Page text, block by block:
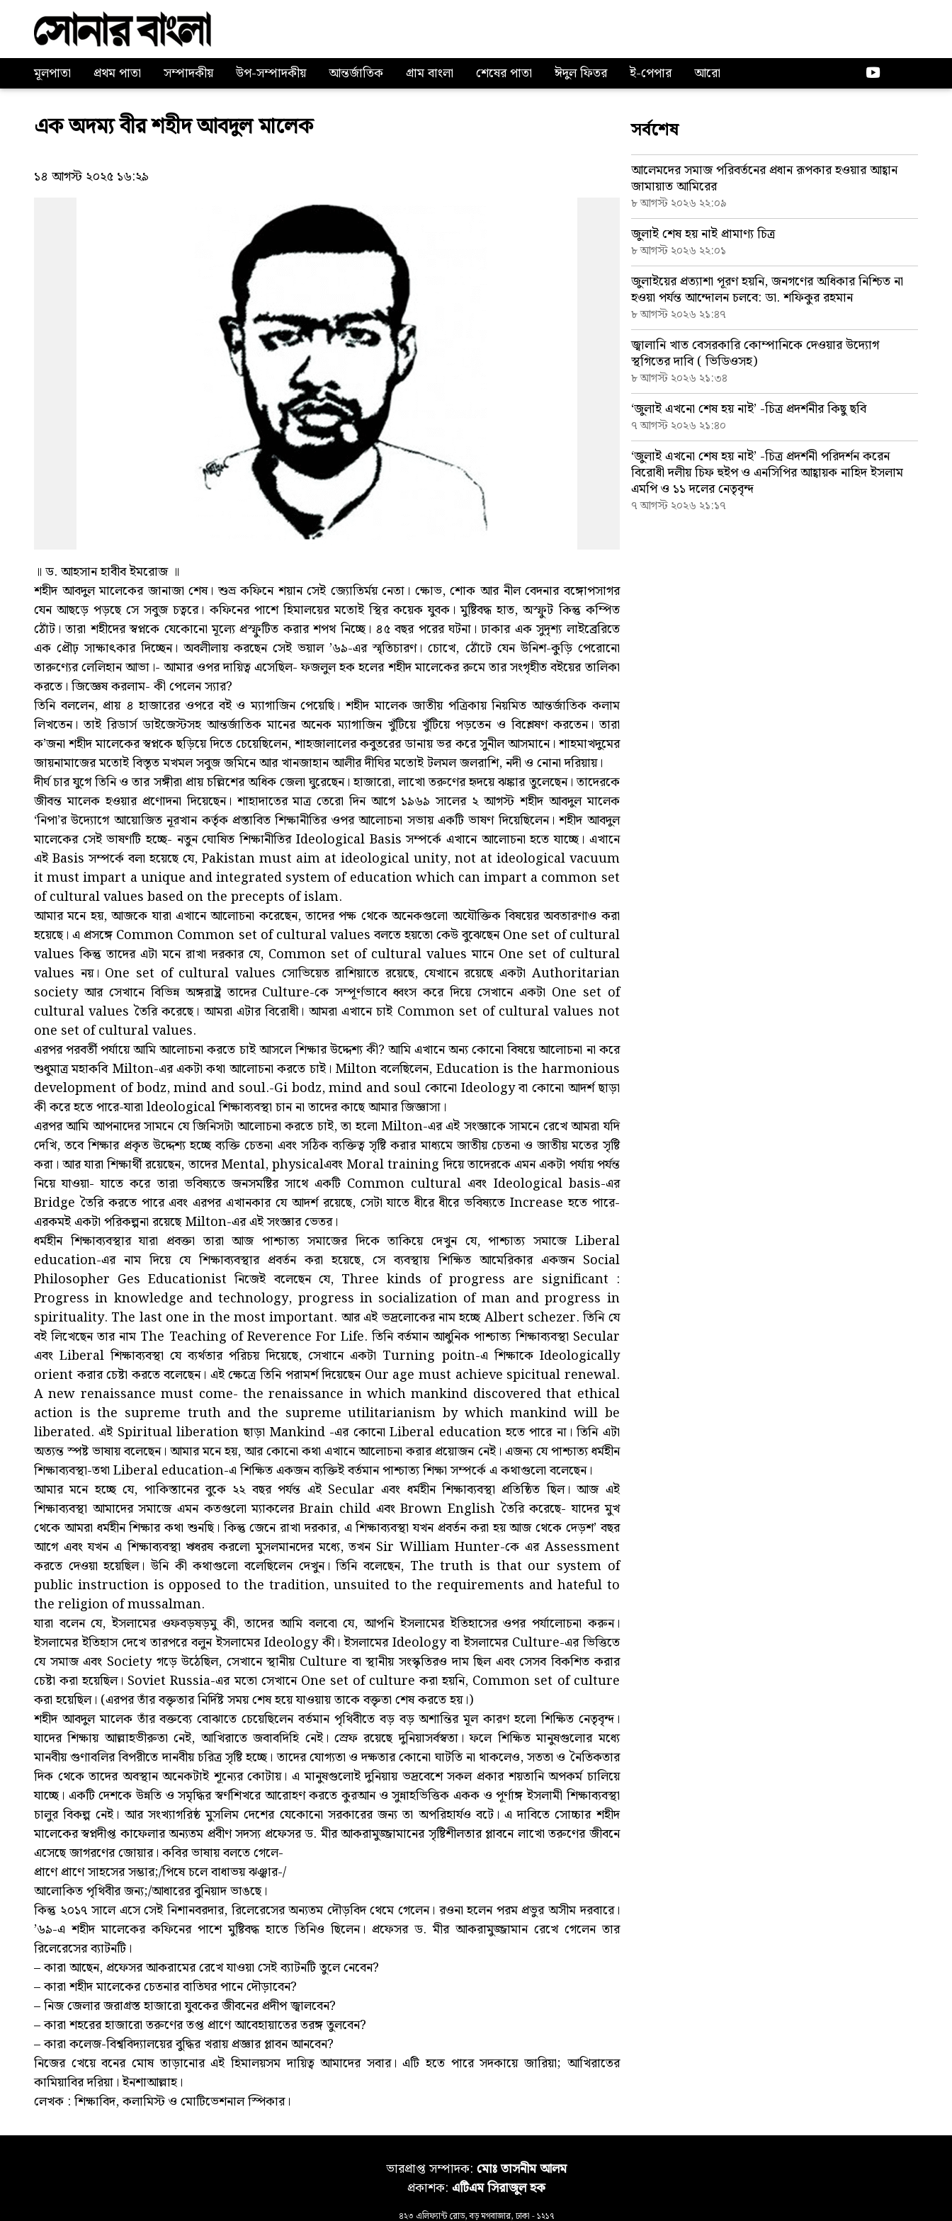
মূলপাতা প্রথম পাতা সম্পাদকীয় উপ-সম্পাদকীয় আন্তর্জাতিক গ্রাম বাংলা শেষের পাতা ঈদুল ফিতর ই-পেপার আরো
এক অদম্য বীর শহীদ আবদুল মালেক
১৪ আগস্ট ২০২৫ ১৬:২৯
॥ ড. আহসান হাবীব ইমরোজ ॥
শহীদ আবদুল মালেকের জানাজা শেষ। শুভ্র কফিনে শয়ান সেই জ্যোতির্ময় নেতা। ক্ষোভ, শোক আর নীল বেদনার বঙ্গোপসাগর
যেন আছড়ে পড়ছে সে সবুজ চত্বরে। কফিনের পাশে হিমালয়ের মতোই স্থির কয়েক যুবক। মুষ্টিবদ্ধ হাত, অস্ফুট কিন্তু কম্পিত
ঠোঁট। তারা শহীদের স্বপ্নকে যেকোনো মূল্যে প্রস্ফুটিত করার শপথ নিচ্ছে। ৪৫ বছর পরের ঘটনা। ঢাকার এক সুদৃশ্য লাইব্রেরিতে
এক প্রৌঢ় সাক্ষাৎকার দিচ্ছেন। অবলীলায় করছেন সেই ভয়াল ’৬৯-এর স্মৃতিচারণ। চোখে, ঠোঁটে যেন উনিশ-কুড়ি পেরোনো
তারুণ্যের লেলিহান আভা।- আমার ওপর দায়িত্ব এসেছিল- ফজলুল হক হলের শহীদ মালেকের রুমে তার সংগৃহীত বইয়ের তালিকা
করতে। জিজ্ঞেষ করলাম- কী পেলেন স্যার?
তিনি বললেন, প্রায় ৪ হাজারের ওপরে বই ও ম্যাগাজিন পেয়েছি। শহীদ মালেক জাতীয় পত্রিকায় নিয়মিত আন্তর্জাতিক কলাম
লিখতেন। তাই রিডার্স ডাইজেস্টসহ আন্তর্জাতিক মানের অনেক ম্যাগাজিন খুঁটিয়ে খুঁটিয়ে পড়তেন ও বিশ্লেষণ করতেন। তারা
ক’জনা শহীদ মালেকের স্বপ্নকে ছড়িয়ে দিতে চেয়েছিলেন, শাহজালালের কবুতরের ডানায় ভর করে সুনীল আসমানে। শাহমাখদুমের
জায়নামাজের মতোই বিস্তৃত মখমল সবুজ জমিনে আর খানজাহান আলীর দীঘির মতোই টলমল জলরাশি, নদী ও নোনা দরিয়ায়।
দীর্ঘ চার যুগে তিনি ও তার সঙ্গীরা প্রায় চল্লিশের অধিক জেলা ঘুরেছেন। হাজারো, লাখো তরুণের হৃদয়ে ঝঙ্কার তুলেছেন। তাদেরকে
জীবন্ত মালেক হওয়ার প্রণোদনা দিয়েছেন। শাহাদাতের মাত্র তেরো দিন আগে ১৯৬৯ সালের ২ আগস্ট শহীদ আবদুল মালেক
‘নিপা’র উদ্যোগে আয়োজিত নূরখান কর্তৃক প্রস্তাবিত শিক্ষানীতির ওপর আলোচনা সভায় একটি ভাষণ দিয়েছিলেন। শহীদ আবদুল
মালেকের সেই ভাষণটি হচ্ছে- নতুন ঘোষিত শিক্ষানীতির Ideological Basis সম্পর্কে এখানে আলোচনা হতে যাচ্ছে। এখানে
এই Basis সম্পর্কে বলা হয়েছে যে, Pakistan must aim at ideological unity, not at ideological vacuum
it must impart a unique and integrated system of education which can impart a common set
of cultural values based on the precepts of islam.
আমার মনে হয়, আজকে যারা এখানে আলোচনা করেছেন, তাদের পক্ষ থেকে অনেকগুলো অযৌক্তিক বিষয়ের অবতারণাও করা
হয়েছে। এ প্রসঙ্গে Common Common set of cultural values বলতে হয়তো কেউ বুঝেছেন One set of cultural
values কিন্তু তাদের এটা মনে রাখা দরকার যে, Common set of cultural values মানে One set of cultural
values নয়। One set of cultural values সোভিয়েত রাশিয়াতে রয়েছে, যেখানে রয়েছে একটা Authoritarian
society আর সেখানে বিভিন্ন অঙ্গরাষ্ট্র তাদের Culture-কে সম্পূর্ণভাবে ধ্বংস করে দিয়ে সেখানে একটা One set of
cultural values তৈরি করেছে। আমরা এটার বিরোধী। আমরা এখানে চাই Common set of cultural values not
one set of cultural values.
এরপর পরবর্তী পর্যায়ে আমি আলোচনা করতে চাই আসলে শিক্ষার উদ্দেশ্য কী? আমি এখানে অন্য কোনো বিষয়ে আলোচনা না করে
শুধুমাত্র মহাকবি Milton-এর একটা কথা আলোচনা করতে চাই। Milton বলেছিলেন, Education is the harmonious
development of bodz, mind and soul.-Gi bodz, mind and soul কোনো Ideology বা কোনো আদর্শ ছাড়া
কী করে হতে পারে-যারা ldeological শিক্ষাব্যবস্থা চান না তাদের কাছে আমার জিজ্ঞাসা।
এরপর আমি আপনাদের সামনে যে জিনিসটা আলোচনা করতে চাই, তা হলো Milton-এর এই সংজ্ঞাকে সামনে রেখে আমরা যদি
দেখি, তবে শিক্ষার প্রকৃত উদ্দেশ্য হচ্ছে ব্যক্তি চেতনা এবং সঠিক ব্যক্তিত্ব সৃষ্টি করার মাধ্যমে জাতীয় চেতনা ও জাতীয় মতের সৃষ্টি
করা। আর যারা শিক্ষার্থী রয়েছেন, তাদের Mental, physicalএবং Moral training দিয়ে তাদেরকে এমন একটা পর্যায় পর্যন্ত
নিয়ে যাওয়া- যাতে করে তারা ভবিষ্যতে জনসমষ্টির সাথে একটি Common cultural এবং Ideological basis-এর
Bridge তৈরি করতে পারে এবং এরপর এখানকার যে আদর্শ রয়েছে, সেটা যাতে ধীরে ধীরে ভবিষ্যতে Increase হতে পারে-
এরকমই একটা পরিকল্পনা রয়েছে Milton-এর এই সংজ্ঞার ভেতর।
ধর্মহীন শিক্ষাব্যবস্থার যারা প্রবক্তা তারা আজ পাশ্চাত্য সমাজের দিকে তাকিয়ে দেখুন যে, পাশ্চাত্য সমাজে Liberal
education-এর নাম দিয়ে যে শিক্ষাব্যবস্থার প্রবর্তন করা হয়েছে, সে ব্যবস্থায় শিক্ষিত আমেরিকার একজন Social
Philosopher Ges Educationist নিজেই বলেছেন যে, Three kinds of progress are significant :
Progress in knowledge and technology, progress in socialization of man and progress in
spirituality. The last one in the most important. আর এই ভদ্রলোকের নাম হচ্ছে Albert schezer. তিনি যে
বই লিখেছেন তার নাম The Teaching of Reverence For Life. তিনি বর্তমান আধুনিক পাশ্চাত্য শিক্ষাব্যবস্থা Secular
এবং Liberal শিক্ষাব্যবস্থা যে ব্যর্থতার পরিচয় দিয়েছে, সেখানে একটা Turning poitn-এ শিক্ষাকে Ideologically
orient করার চেষ্টা করতে বলেছেন। এই ক্ষেত্রে তিনি পরামর্শ দিয়েছেন Our age must achieve spicitual renewal.
A new renaissance must come- the renaissance in which mankind discovered that ethical
action is the supreme truth and the supreme utilitarianism by which mankind will be
liberated. এই Spiritual liberation ছাড়া Mankind -এর কোনো Liberal education হতে পারে না। তিনি এটা
অত্যন্ত স্পষ্ট ভাষায় বলেছেন। আমার মনে হয়, আর কোনো কথা এখানে আলোচনা করার প্রয়োজন নেই। এজন্য যে পাশ্চাত্য ধর্মহীন
শিক্ষাব্যবস্থা-তথা Liberal education-এ শিক্ষিত একজন ব্যক্তিই বর্তমান পাশ্চাত্য শিক্ষা সম্পর্কে এ কথাগুলো বলেছেন।
আমার মনে হচ্ছে যে, পাকিস্তানের বুকে ২২ বছর পর্যন্ত এই Secular এবং ধর্মহীন শিক্ষাব্যবস্থা প্রতিষ্ঠিত ছিল। আজ এই
শিক্ষাব্যবস্থা আমাদের সমাজে এমন কতগুলো ম্যাকলের Brain child এবং Brown English তৈরি করেছে- যাদের মুখ
থেকে আমরা ধর্মহীন শিক্ষার কথা শুনছি। কিন্তু জেনে রাখা দরকার, এ শিক্ষাব্যবস্থা যখন প্রবর্তন করা হয় আজ থেকে দেড়শ’ বছর
আগে এবং যখন এ শিক্ষাব্যবস্থা ঋধরষ করলো মুসলমানদের মধ্যে, তখন Sir William Hunter-কে এর Assessment
করতে দেওয়া হয়েছিল। উনি কী কথাগুলো বলেছিলেন দেখুন। তিনি বলেছেন, The truth is that our system of
public instruction is opposed to the tradition, unsuited to the requirements and hateful to
the religion of mussalman.
যারা বলেন যে, ইসলামের ওফবড়ষড়মু কী, তাদের আমি বলবো যে, আপনি ইসলামের ইতিহাসের ওপর পর্যালোচনা করুন।
ইসলামের ইতিহাস দেখে তারপরে বলুন ইসলামের Ideology কী। ইসলামের Ideology বা ইসলামের Culture-এর ভিত্তিতে
যে সমাজ এবং Society গড়ে উঠেছিল, সেখানে স্থানীয় Culture বা স্থানীয় সংস্কৃতিরও দাম ছিল এবং সেসব বিকশিত করার
চেষ্টা করা হয়েছিল। Soviet Russia-এর মতো সেখানে One set of culture করা হয়নি, Common set of culture
করা হয়েছিল। (এরপর তাঁর বক্তৃতার নির্দিষ্ট সময় শেষ হয়ে যাওয়ায় তাকে বক্তৃতা শেষ করতে হয়।)
শহীদ আবদুল মালেক তাঁর বক্তব্যে বোঝাতে চেয়েছিলেন বর্তমান পৃথিবীতে বড় বড় অশান্তির মূল কারণ হলো শিক্ষিত নেতৃবৃন্দ।
যাদের শিক্ষায় আল্লাহভীরুতা নেই, আখিরাতে জবাবদিহি নেই। স্রেফ রয়েছে দুনিয়াসর্বস্বতা। ফলে শিক্ষিত মানুষগুলোর মধ্যে
মানবীয় গুণাবলির বিপরীতে দানবীয় চরিত্র সৃষ্টি হচ্ছে। তাদের যোগ্যতা ও দক্ষতার কোনো ঘাটতি না থাকলেও, সততা ও নৈতিকতার
দিক থেকে তাদের অবস্থান অনেকটাই শূন্যের কোটায়। এ মানুষগুলোই দুনিয়ায় ভদ্রবেশে সকল প্রকার শয়তানি অপকর্ম চালিয়ে
যাচ্ছে। একটি দেশকে উন্নতি ও সমৃদ্ধির স্বর্ণশিখরে আরোহণ করতে কুরআন ও সুন্নাহভিত্তিক একক ও পূর্ণাঙ্গ ইসলামী শিক্ষাব্যবস্থা
চালুর বিকল্প নেই। আর সংখ্যাগরিষ্ঠ মুসলিম দেশের যেকোনো সরকারের জন্য তা অপরিহার্যও বটে। এ দাবিতে সোচ্চার শহীদ
মালেকের স্বপ্নদীপ্ত কাফেলার অন্যতম প্রবীণ সদস্য প্রফেসর ড. মীর আকরামুজ্জামানের সৃষ্টিশীলতার প্লাবনে লাখো তরুণের জীবনে
এসেছে জাগরণের জোয়ার। কবির ভাষায় বলতে গেলে-
প্রাণে প্রাণে সাহসের সম্ভার;/পিষে চলে বাধাভয় ঝঞ্ঝার-/
আলোকিত পৃথিবীর জন্য;/আধারের বুনিয়াদ ভাঙছে।
কিন্তু ২০১৭ সালে এসে সেই নিশানবরদার, রিলেরেসের অন্যতম দৌড়বিদ থেমে গেলেন। রওনা হলেন পরম প্রভুর অসীম দরবারে।
’৬৯-এ শহীদ মালেকের কফিনের পাশে মুষ্টিবদ্ধ হাতে তিনিও ছিলেন। প্রফেসর ড. মীর আকরামুজ্জামান রেখে গেলেন তার
রিলেরেসের ব্যাটনটি।
– কারা আছেন, প্রফেসর আকরামের রেখে যাওয়া সেই ব্যাটনটি তুলে নেবেন?
– কারা শহীদ মালেকের চেতনার বাতিঘর পানে দৌড়াবেন?
– নিজ জেলার জরাগ্রস্ত হাজারো যুবকের জীবনের প্রদীপ জ্বালবেন?
– কারা শহরের হাজারো তরুণের তপ্ত প্রাণে আবেহায়াতের তরঙ্গ তুলবেন?
– কারা কলেজ-বিশ্ববিদ্যালয়ের বুদ্ধির খরায় প্রজ্ঞার প্লাবন আনবেন?
নিজের খেয়ে বনের মোষ তাড়ানোর এই হিমালয়সম দায়িত্ব আমাদের সবার। এটি হতে পারে সদকায়ে জারিয়া; আখিরাতের
কামিয়াবির দরিয়া। ইনশাআল্লাহ।
লেখক : শিক্ষাবিদ, কলামিস্ট ও মোটিভেশনাল স্পিকার।
সর্বশেষ
আলেমদের সমাজ পরিবর্তনের প্রধান রূপকার হওয়ার আহ্বান
জামায়াত আমিরের
৮ আগস্ট ২০২৬ ২২:০৯
জুলাই শেষ হয় নাই প্রামাণ্য চিত্র
৮ আগস্ট ২০২৬ ২২:০১
জুলাইয়ের প্রত্যাশা পূরণ হয়নি, জনগণের অধিকার নিশ্চিত না
হওয়া পর্যন্ত আন্দোলন চলবে: ডা. শফিকুর রহমান
৮ আগস্ট ২০২৬ ২১:৪৭
জ্বালানি খাত বেসরকারি কোম্পানিকে দেওয়ার উদ্যোগ
স্থগিতের দাবি ( ভিডিওসহ)
৮ আগস্ট ২০২৬ ২১:৩৪
‘জুলাই এখনো শেষ হয় নাই’ -চিত্র প্রদর্শনীর কিছু ছবি
৭ আগস্ট ২০২৬ ২১:৪০
‘জুলাই এখনো শেষ হয় নাই’ -চিত্র প্রদর্শনী পরিদর্শন করেন
বিরোধী দলীয় চিফ হুইপ ও এনসিপির আহ্বায়ক নাহিদ ইসলাম
এমপি ও ১১ দলের নেতৃবৃন্দ
৭ আগস্ট ২০২৬ ২১:১৭
ভারপ্রাপ্ত সম্পাদক: মোঃ তাসনীম আলম
প্রকাশক: এটিএম সিরাজুল হক
৪২৩ এলিফ্যান্ট রোড, বড় মগবাজার, ঢাকা - ১২১৭